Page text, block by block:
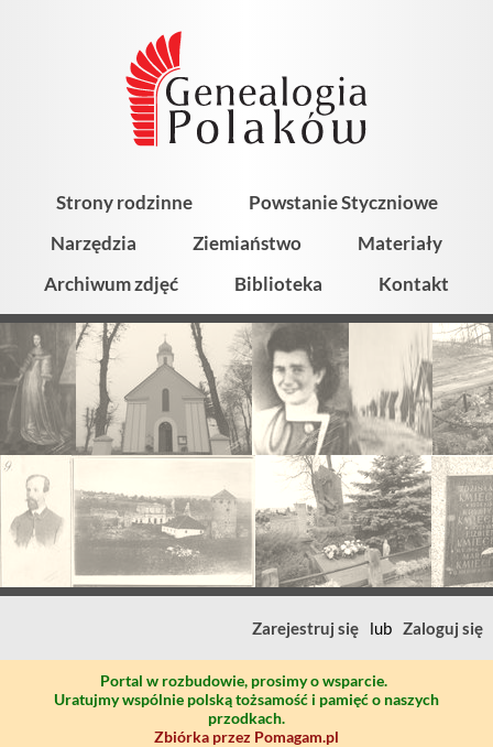
Strony rodzinne
Powstanie Styczniowe
Narzędzia
Ziemiaństwo
Materiały
Archiwum zdjęć
Biblioteka Kontakt
Zarejestruj się lub Zaloguj się
Portal w rozbudowie, prosimy o wsparcie.
Uratujmy wspólnie polską tożsamość i pamięć o naszych
przodkach.
Zbiórka przez Pomagam.pl